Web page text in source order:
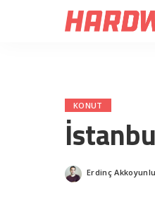
KONUT
Posted
Erdinç